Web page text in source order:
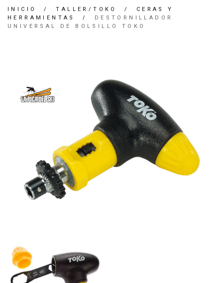
INICIO /TALLER/TOKO / CERAS Y
HERRAMIENTAS
/ DESTORNILLADOR
UNIVERSAL DE BOLSILLO TOKO